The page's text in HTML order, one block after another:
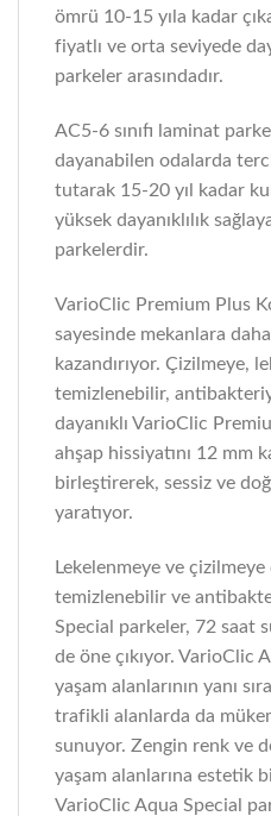
ömrü 10-15 yıla kadar
fiyatlı ve orta seviyede
parkeler arasındadır.
AC5-6 sınıfı laminat
dayanabilen odalarda
tutarak 15-20 yıl kadar
yüksek dayanıklılık
parkelerdir.
VarioClic Premium Plus
sayesinde mekanlara
kazandırıyor. Çizilmeye,
temizlenebilir,
dayanıklı VarioClic
ahşap hissiyatını 12 mm
birleştirerek, sessiz ve
yaratıyor.
Lekelenmeye ve
temizlenebilir ve
Special parkeler, 72 saat
de öne çıkıyor. VarioClic
yaşam alanlarının yanı
trafikli alanlarda da
sunuyor. Zengin renk ve
yaşam alanlarına estetik
VarioClic Aqua Special